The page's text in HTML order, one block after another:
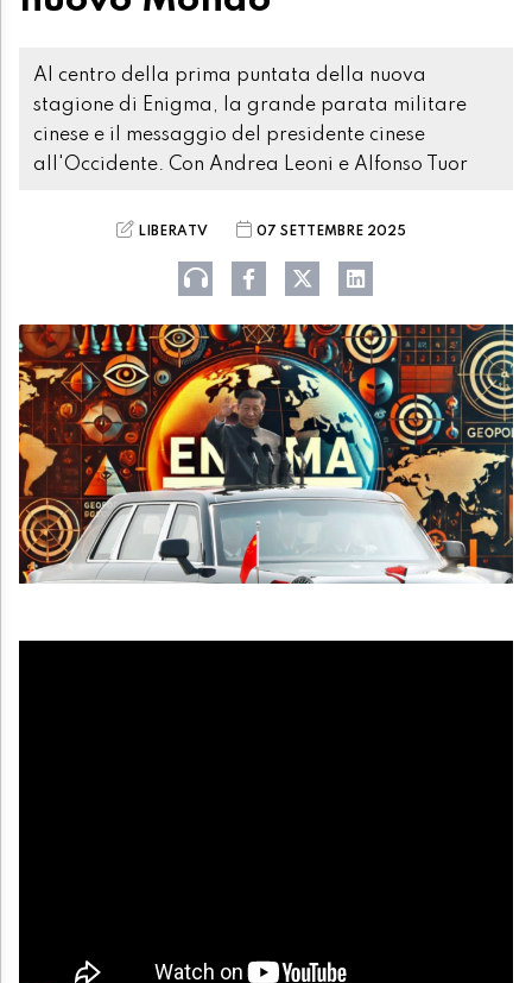
Al centro della prima puntata della nuova
stagione di Enigma, la grande parata militare
cinese e il messaggio del presidente cinese
all'Occidente. Con Andrea Leoni e Alfonso Tuor
LIBERATV 07 SETTEMBRE 2025